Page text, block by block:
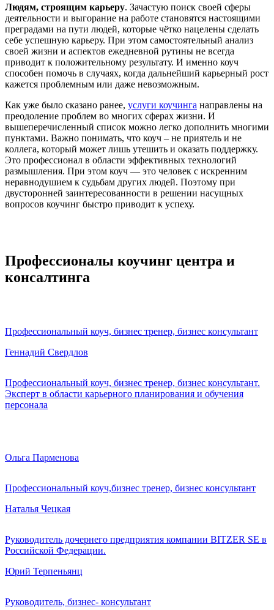
Людям, строящим карьеру. Зачастую поиск своей сферы
деятельности и выгорание на работе становятся настоящими
преградами на пути людей, которые чётко нацелены сделать
себе успешную карьеру. При этом самостоятельный анализ
своей жизни и аспектов ежедневной рутины не всегда
приводит к положительному результату. И именно коуч
способен помочь в случаях, когда дальнейший карьерный рост
кажется проблемным или даже невозможным.
Как уже было сказано ранее, услуги коучинга направлены на
преодоление проблем во многих сферах жизни. И
вышеперечисленный список можно легко дополнить многими
пунктами. Важно понимать, что коуч – не приятель и не
коллега, который может лишь утешить и оказать поддержку.
Это профессионал в области эффективных технологий
размышления. При этом коуч — это человек с искренним
неравнодушием к судьбам других людей. Поэтому при
двусторонней заинтересованности в решении насущных
вопросов коучинг быстро приводит к успеху.
Профессионалы коучинг центра и
консалтинга
Профессиональный коуч, бизнес тренер, бизнес консультант
Геннадий Свердлов
Профессиональный коуч, бизнес тренер, бизнес консультант.
Эксперт в области карьерного планирования и обучения
персонала
Ольга Парменова
Профессиональный коуч,бизнес тренер, бизнес консультант
Наталья Чецкая
Руководитель дочернего предприятия компании BITZER SE в
Российской Федерации.
Юрий Терпеньянц
Руководитель, бизнес- консультант